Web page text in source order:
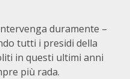
duramente –
tutti i presidi della
in questi ultimi anni
più rada.